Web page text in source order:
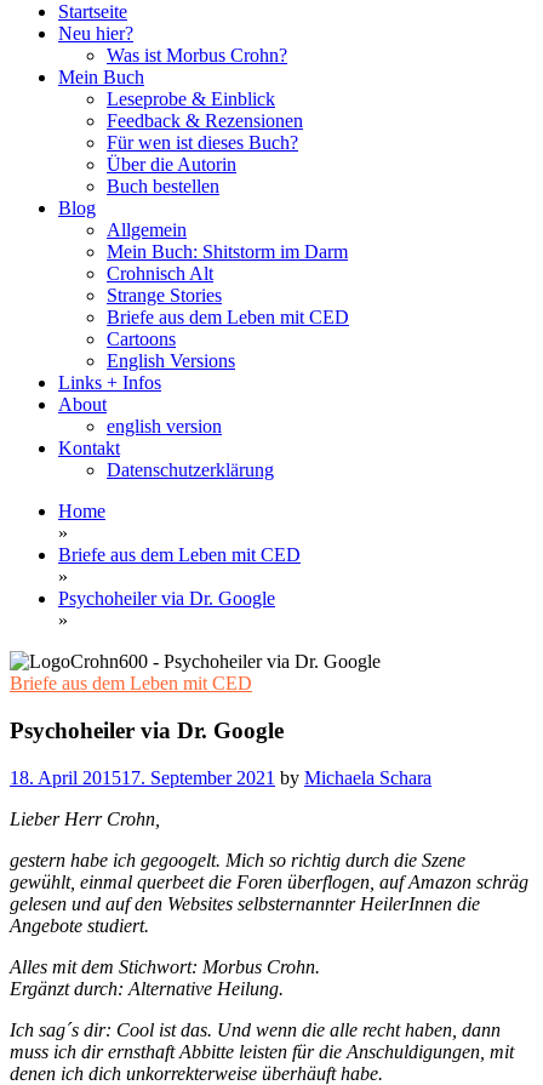
Startseite
Neu hier?
Was ist Morbus Crohn?
Mein Buch
Leseprobe & Einblick
Feedback & Rezensionen
Für wen ist dieses Buch?
Über die Autorin
Buch bestellen
Blog
Allgemein
Mein Buch: Shitstorm im Darm
Crohnisch Alt
Strange Stories
Briefe aus dem Leben mit CED
Cartoons
English Versions
Links + Infos
About
english version
Kontakt
Datenschutzerklärung
Home
»
Briefe aus dem Leben mit CED
»
Psychoheiler via Dr. Google
»
Briefe aus dem Leben mit CED
Psychoheiler via Dr. Google
18. April 201517. September 2021 by Michaela Schara
Lieber Herr Crohn,
gestern habe ich gegoogelt. Mich so richtig durch die Szene
gewühlt, einmal querbeet die Foren überflogen, auf Amazon schräg
gelesen und auf den Websites selbsternannter HeilerInnen die
Angebote studiert.
Alles mit dem Stichwort: Morbus Crohn.
Ergänzt durch: Alternative Heilung.
Ich sag´s dir: Cool ist das. Und wenn die alle recht haben, dann
muss ich dir ernsthaft Abbitte leisten für die Anschuldigungen, mit
denen ich dich unkorrekterweise überhäuft habe.